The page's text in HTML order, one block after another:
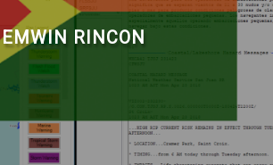
EMWIN RINCON